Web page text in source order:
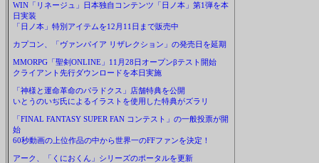
WIN「リネージュ」日本独自コンテンツ「日ノ本」第1弾を本
日実装
「日ノ本」特別アイテムを12月11日まで販売中
カプコン、「ヴァンパイア リザレクション」の発売日を延期
MMORPG「聖剣ONLINE」11月28日オープンβテスト開始
クライアント先行ダウンロードを本日実施
「神様と運命革命のパラドクス」店舗特典を公開
いとうのいぢ氏によるイラストを使用した特典がズラリ
「FINAL FANTASY SUPER FAN コンテスト」の一般投票が開
始
60秒動画の上位作品の中から世界一のFFファンを決定！
アーク、「くにおくん」シリーズのポータルを更新